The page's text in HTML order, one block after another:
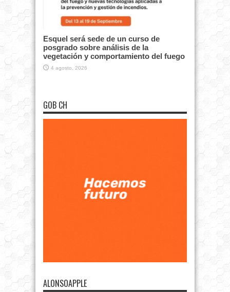
Esquel será sede de un curso de
posgrado sobre análisis de la
vegetación y comportamiento del fuego
4 agosto, 2026
GOB CH
ALONSOAPPLE